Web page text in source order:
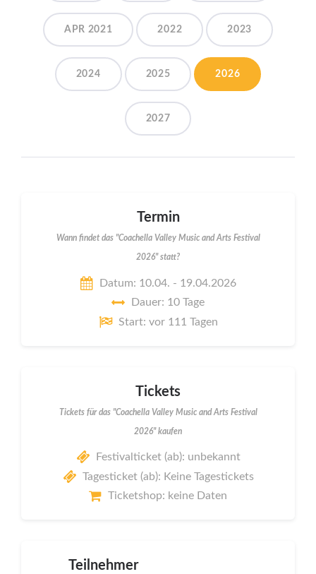
APR 2021 2022 2023
2024 2025 2026
2027
Termin
Wann findet das "Coachella Valley Music and Arts Festival
2026" statt?
Datum: 10.04. - 19.04.2026
Dauer: 10 Tage
Start: vor 111 Tagen
Tickets
Tickets für das "Coachella Valley Music and Arts Festival
2026" kaufen
Festivalticket (ab): unbekannt
Tagesticket (ab): Keine Tagestickets
Ticketshop: keine Daten
Teilnehmer